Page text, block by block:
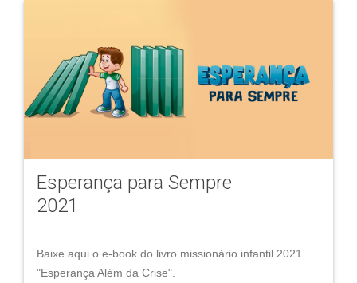
Esperança para Sempre
2021
Baixe aqui o e-book do livro missionário infantil 2021
"Esperança Além da Crise".